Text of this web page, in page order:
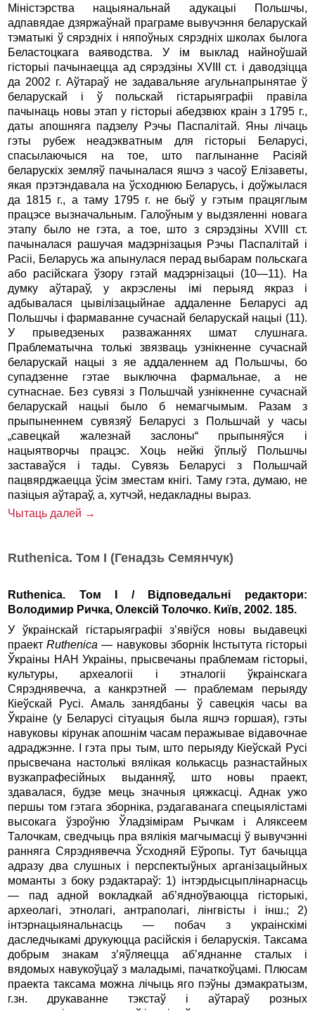
Міністэрства нацыянальнай адукацыі Польшчы,
адпавядае дзяржаўнай праграме вывучэння беларускай
тэматыкі ў сярэдніх і няпоўных сярэдніх школах былога
Беластоцкага ваяводства. У ім выклад найноўшай
гісторыі пачынаецца ад сярэдзіны ХVIII cт. і даводзіцца
да 2002 г. Аўтараў не задавальняе агульнапрынятае ў
беларускай і ў польскай гістарыяграфіі правіла
пачынаць новы этап у гісторыі абедзвюх краін з 1795 г.,
даты апошняга падзелу Рэчы Паспалітай. Яны лічаць
гэты рубеж неадэкватным для гісторыі Беларусі,
спасылаючыся на тое, што паглынанне Расіяй
беларускіх земляў пачыналася яшчэ з часоў Елізаветы,
якая прэтэндавала на ўсходнюю Беларусь, і доўжылася
да 1815 г., а таму 1795 г. не быў у гэтым працяглым
працэсе вызначальным. Галоўным у выдзяленні новага
этапу было не гэта, а тое, што з сярэдзіны ХVIII ст.
пачыналася рашучая мадэрнізацыя Рэчы Паспалітай і
Расіі, Беларусь жа апынулася перад выбарам польскага
або расійскага ўзору гэтай мадэрнізацыі (10—11). На
думку аўтараў, у акрэслены імі перыяд якраз і
адбывалася цывілізацыйнае аддаленне Беларусі ад
Польшчы і фармаванне сучаснай беларускай нацыі (11).
У прыведзеных разважаннях шмат слушнага.
Праблематычна толькі звязваць узнікненне сучаснай
беларускай нацыі з яе аддаленнем ад Польшчы, бо
супадзенне гэтае выключна фармальнае, а не
сутнаснае. Без сувязі з Польшчай узнікненне сучаснай
беларускай нацыі было б немагчымым. Разам з
прыпыненнем сувязяў Беларусі з Польшчай у часы
„савецкай жалезнай заслоны“ прыпыняўся і
нацыятворчы працэс. Хоць нейкі ўплыў Польшчы
заставаўся і тады. Сувязь Беларусі з Польшчай
пацвярджаецца ўсім зместам кнігі. Таму гэта, думаю, не
пазіцыя аўтараў, а, хутчэй, недакладны выраз.
Чытаць далей →
Ruthenica. Том I (Генадзь Семянчук)
Ruthenica. Том I / Відповедальні редактори:
Володимир Ричка, Олексій Толочко. Київ, 2002. 185.
У ўкраінскай гістарыяграфіі з’явіўся новы выдавецкі
праектRuthenica — навуковы зборнік Інстытута гісторыi
Ўкраіны НАН Украіны, прысвечаны праблемам гісторыі,
культуры, археалогіі і этналогіі ўкраінскага
Сярэднявечча, а канкрэтней — праблемам перыяду
Кіеўскай Русі. Амаль занядбаны ў савецкія часы ва
Ўкраіне (у Беларусі сітуацыя была яшчэ горшая), гэты
навуковы кірунак апошнім часам перажывае відавочнае
адраджэнне. І гэта пры тым, што перыяду Кіеўскай Русі
прысвечана настолькі вялікая колькасць разнастайных
вузкапрафесійных выданняў, што новы праект,
здавалася, будзе мець значныя цяжкасці. Аднак ужо
першы том гэтага зборніка, рэдагаванага спецыялістамі
высокага ўзроўню Ўладзімірам Рычкам і Аляксеем
Талочкам, сведчыць пра вялікія магчымасці ў вывучэнні
ранняга Сярэднявечча Ўсходняй Еўропы. Тут бачыцца
адразу два слушных і перспектыўных арганізацыйных
моманты з боку рэдактараў: 1) інтэрдысцыплінарнасць
— пад адной вокладкай аб’ядноўваюцца гісторыкі,
археолагі, этнолагі, антраполагі, лінгвісты і інш.; 2)
інтэрнацыянальнасць — побач з украінскімі
даследчыкамі друкуюцца расійскія і беларускія. Таксама
добрым знакам з’яўляецца аб’яднанне сталых і
вядомых навукоўцаў з маладымі, пачаткоўцамі. Плюсам
праекта таксама можна лічыць яго пэўны дэмакратызм,
г.зн. друкаванне тэкстаў і аўтараў розных